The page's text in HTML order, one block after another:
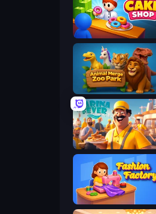
My Cake Shop
Animal Merge Zoo Park
Marina Fever Tycoon
Fashion Factory